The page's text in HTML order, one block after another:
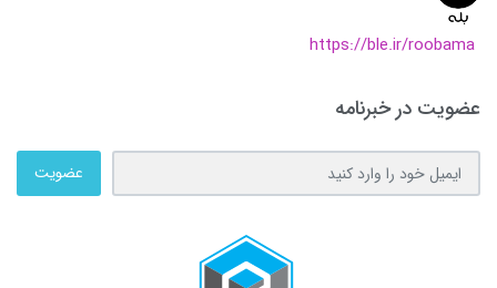
https://ble.ir/roobama
عضویت در خبرنامه
عضویت